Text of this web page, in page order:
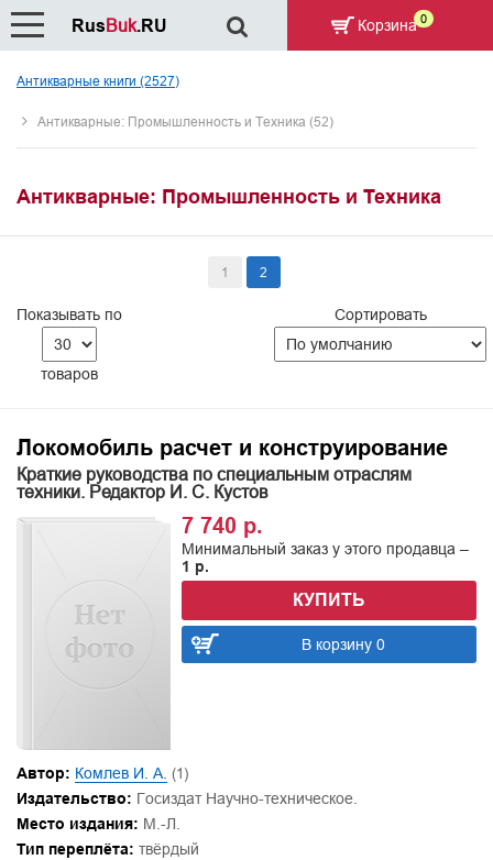
Антикварные книги (2527)
Антикварные: Промышленность и Техника (52)
Антикварные: Промышленность и Техника
1 2
Показывать по
товаров
Сортировать
Локомобиль расчет и конструирование
Краткие руководства по специальным отраслям
техники. Редактор И. С. Кустов
7 740 р.
Минимальный заказ у этого продавца –
1 р.
КУПИТЬ
В корзину 0
Автор: Комлев И. А. (1)
Издательство: Госиздат Научно-техническое.
Место издания: М.-Л.
Тип переплёта: твёрдый
RusBuk.RU Корзина 0